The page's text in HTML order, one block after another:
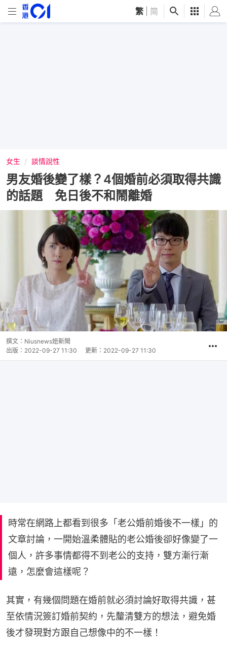
繁 简
女生 談情說性
男友婚後變了樣？4個婚前必須取得共識
的話題 免日後不和鬧離婚
撰文： Niusnews妞新聞
出版： 2022-09-27 11:30 更新： 2022-09-27 11:30
時常在網路上都看到很多「老公婚前婚後不一樣」的
文章討論，一開始溫柔體貼的老公婚後卻好像變了一
個人，許多事情都得不到老公的支持，雙方漸行漸
遠，怎麼會這樣呢？
其實，有幾個問題在婚前就必須討論好取得共識，甚
至依情況簽訂婚前契約，先釐清雙方的想法，避免婚
後才發現對方跟自己想像中的不一樣！